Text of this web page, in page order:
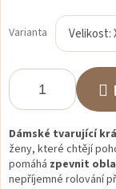
cena:
Varianta
Dámské tvarující
ženy, které chtějí
pomáhá zpevnit
nepříjemné rolování